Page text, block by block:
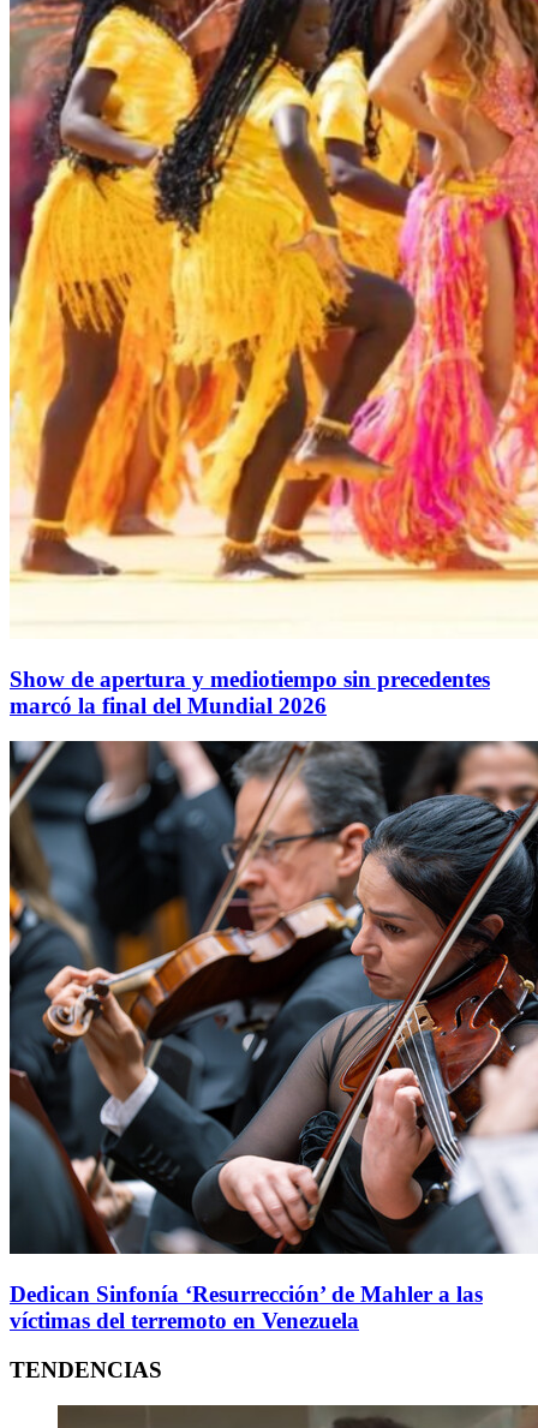
Show de apertura y mediotiempo sin precedentes
marcó la final del Mundial 2026
Dedican Sinfonía ‘Resurrección’ de Mahler a las
víctimas del terremoto en Venezuela
TENDENCIAS